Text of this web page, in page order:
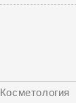
Косметология